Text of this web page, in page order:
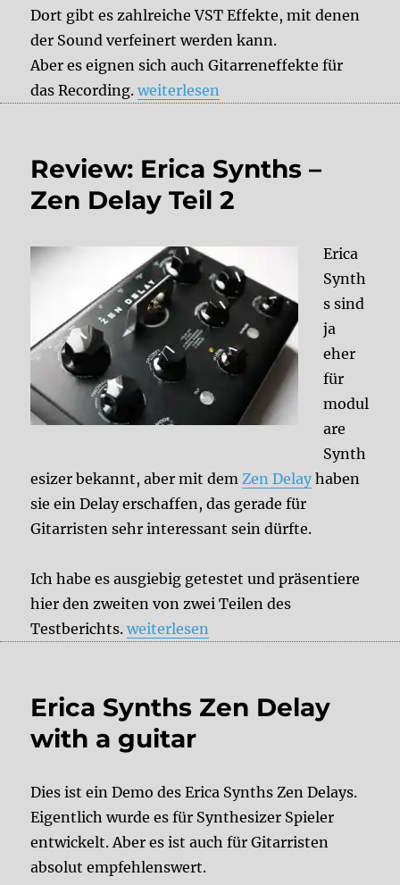
Dort gibt es zahlreiche VST Effekte, mit denen
der Sound verfeinert werden kann.
Aber es eignen sich auch Gitarreneffekte für
das Recording.„Effektpedale fürs Recording“
weiterlesen
Review: Erica Synths –
Zen Delay Teil 2
Erica
Synth
s sind
ja
eher
für
modul
are
Synth
esizer bekannt, aber mit dem Zen Delay haben
sie ein Delay erschaffen, das gerade für
Gitarristen sehr interessant sein dürfte.
Ich habe es ausgiebig getestet und präsentiere
hier den zweiten von zwei Teilen des
Testberichts.„Review: Erica Synths – Zen Delay
weiterlesen
Erica Synths Zen Delay
with a guitar
Dies ist ein Demo des Erica Synths Zen Delays.
Eigentlich wurde es für Synthesizer Spieler
entwickelt. Aber es ist auch für Gitarristen
absolut empfehlenswert.